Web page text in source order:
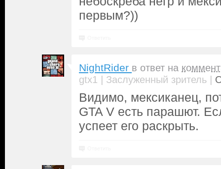
первым?))
NightRider в ответ на
gtx1 | Заслуженный зритель |
Видимо, мексиканец,
GTA V есть парашют.
успеет его раскрыть.